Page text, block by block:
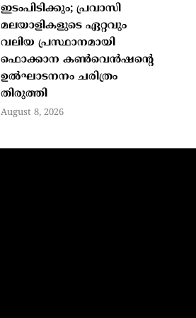
ഇടംപിടിക്കും; പ്രവാസി
മലയാളികളുടെ ഏറ്റവും
വലിയ പ്രസ്ഥാനമായി
ഫൊക്കാന കൺവെൻഷന്റെ
ഉൽഘാടനനം ചരിത്രം
തിരുത്തി
August 8, 2026